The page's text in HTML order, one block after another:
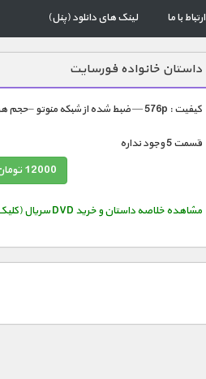
ارتباط با ما لینک های دانلود (پنل)
داستان خانواده فورسایت
کیفیت : 576p — ضبط شده از شبکه منوتو –حجم هر قسمت : میانگین 300 مگابایت
قسمت 5 وجود نداره
12000 تومان – دانلود کل سریال
مشاهده خلاصه داستان و خرید DVD سریال (کلیک کنید)